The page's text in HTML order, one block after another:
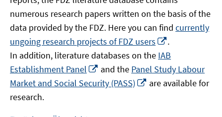
numerous research papers written on the basis of the
data provided by the FDZ. Here you can find currently
ungoing research projects of FDZ users
neuem
Fenster
öffnen
.
In addition, literature databases on the IAB
Establishment Panel
In
neuem
Fenster
and the Panel Study Labour
Market and Social Security (PASS)
In
are available for
research.